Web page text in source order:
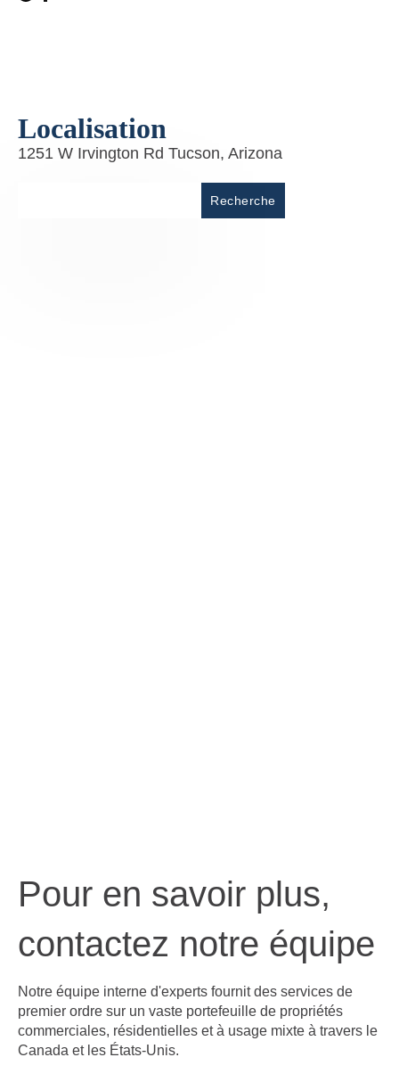
Localisation
1251 W Irvington Rd Tucson, Arizona
Recherche
Pour en savoir plus,
contactez notre équipe
Notre équipe interne d'experts fournit des services de
premier ordre sur un vaste portefeuille de propriétés
commerciales, résidentielles et à usage mixte à travers le
Canada et les États-Unis.